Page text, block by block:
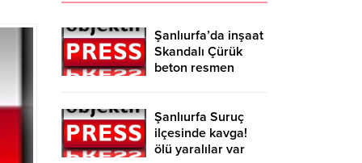
Şanlıurfa’da inşaat
Skandalı Çürük
beton resmen
Şanlıurfa Suruç
ilçesinde kavga!
ölü yaralılar var